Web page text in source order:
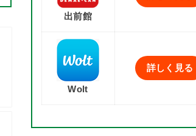
出前館
Wolt
詳しく見る